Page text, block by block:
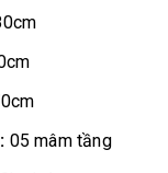
05 mâm tầng